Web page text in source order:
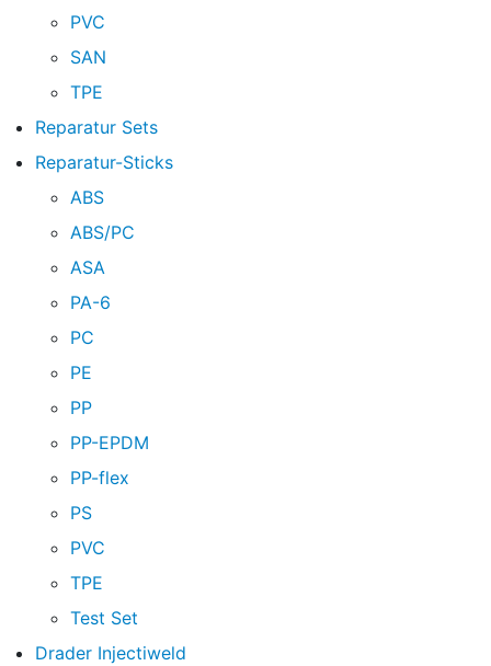
PVC
SAN
TPE
Reparatur Sets
Reparatur-Sticks
ABS
ABS/PC
ASA
PA-6
PC
PE
PP
PP-EPDM
PP-flex
PS
PVC
TPE
Test Set
Drader Injectiweld